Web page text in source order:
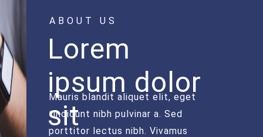
ABOUT US
Lorem
ipsum dolor
sit
Mauris blandit aliquet elit, eget
tincidunt nibh pulvinar a. Sed
porttitor lectus nibh. Vivamus